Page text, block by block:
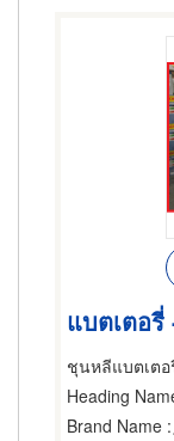
แบตเตอรี่
ชุนหลีแบตเต
Heading
Brand Name